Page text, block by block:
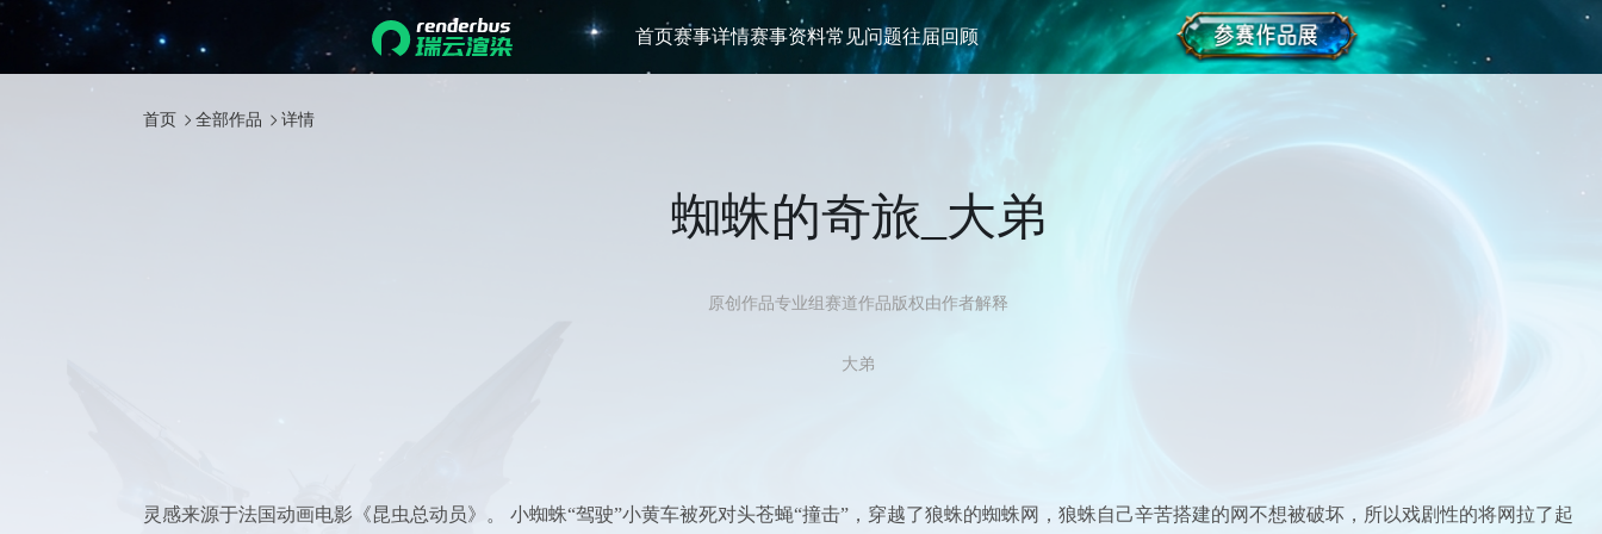
首页赛事详情赛事资料常见问题往届回顾
首页 全部作品 详情
蜘蛛的奇旅_大弟
原创作品专业组 赛道作品版权由作者解释
大弟
灵感来源于法国动画电影《昆虫总动员》。 小蜘蛛“驾驶”小黄车被死对头苍蝇“撞击”，穿越了狼蛛的蜘蛛网，狼蛛自己辛苦搭建的网不想被破坏，所以戏剧性的将网拉了起